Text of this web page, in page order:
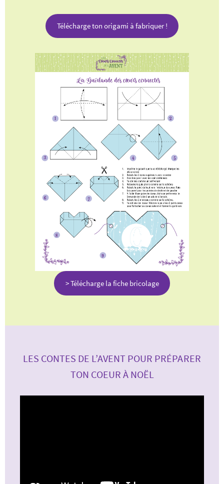
Télécharge ton origami à fabriquer !
> Télécharge la fiche bricolage
LES CONTES DE L’AVENT POUR PRÉPARER
TON COEUR À NOËL